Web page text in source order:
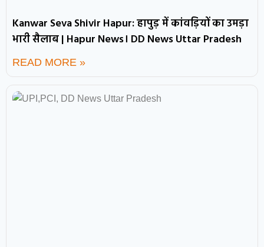
Kanwar Seva Shivir Hapur: हापुड़ में कांवड़ियों का उमड़ा
भारी सैलाब | Hapur News। DD News Uttar Pradesh
READ MORE »